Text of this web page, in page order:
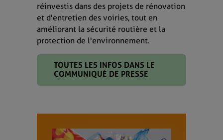
réinvestis dans des projets de rénovation
et d'entretien des voiries, tout en
améliorant la sécurité routière et la
protection de l'environnement.
TOUTES LES INFOS DANS LE
COMMUNIQUÉ DE PRESSE